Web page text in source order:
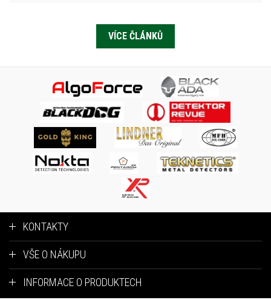
VÍCE ČLÁNKŮ
KONTAKTY
VŠE O NÁKUPU
INFORMACE O PRODUKTECH